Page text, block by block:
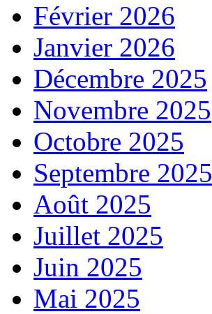
Février 2026
Janvier 2026
Décembre 2025
Novembre 2025
Octobre 2025
Septembre 2025
Août 2025
Juillet 2025
Juin 2025
Mai 2025